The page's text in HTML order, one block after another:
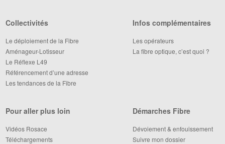
Collectivités
Le déploiement de la Fibre
Aménageur-Lotisseur
Le Réflexe L49
Référencement d’une adresse
Les tendances de la Fibre
Infos complémentaires
Les opérateurs
La fibre optique, c’est quoi ?
Pour aller plus loin
Vidéos Rosace
Téléchargements
Démarches Fibre
Dévoiement & enfouissement
Suivre mon dossier